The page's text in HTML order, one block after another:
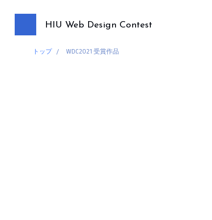
HIU Web Design Contest
トップ / WDC2021 受賞作品